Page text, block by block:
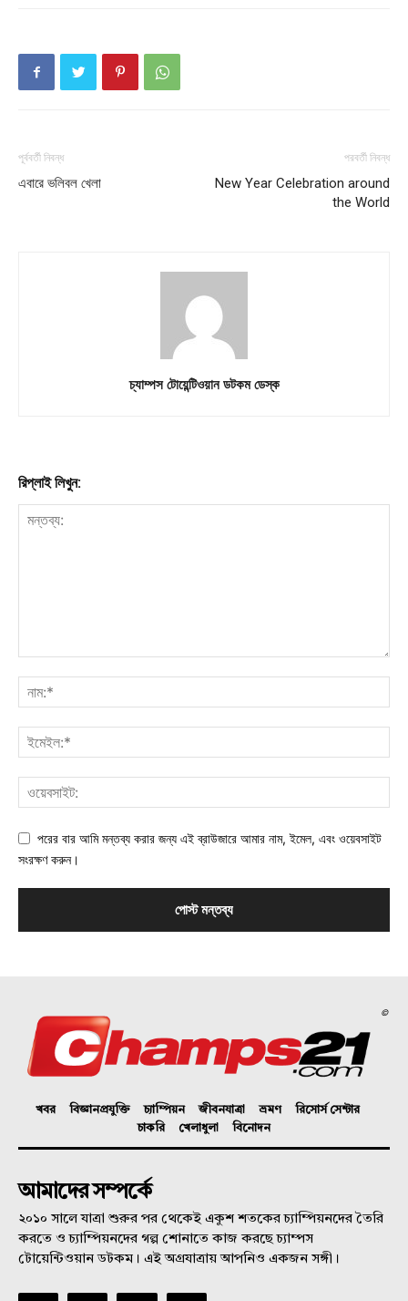
পূর্ববর্তী নিবন্ধ
এবারে ভলিবল খেলা
পরবর্তী নিবন্ধ
New Year Celebration around
the World
চ্যাম্পস টোয়েন্টিওয়ান ডটকম ডেস্ক
রিপ্লাই লিখুন:
পরের বার আমি মন্তব্য করার জন্য এই ব্রাউজারে আমার নাম, ইমেল, এবং ওয়েবসাইট
সংরক্ষণ করুন।
©
খবর বিজ্ঞানপ্রযুক্তি চ্যাম্পিয়ন জীবনযাত্রা ভ্রমণ
রিসোর্স সেন্টার
চাকরি
খেলাধুলা বিনোদন
আমাদের সম্পর্কে
২০১০ সালে যাত্রা শুরুর পর থেকেই একুশ শতকের চ্যাম্পিয়নদের তৈরি
করতে ও চ্যাম্পিয়নদের গল্প শোনাতে কাজ করছে চ্যাম্পস
টোয়েন্টিওয়ান ডটকম। এই অগ্রযাত্রায় আপনিও একজন সঙ্গী।